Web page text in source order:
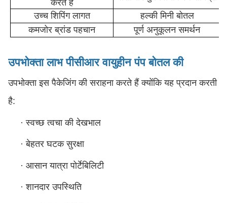
करते हैं
उच्च शिपिंग लागत
हल्की मिनी बोतल
कमजोर ब्रांड पहचान
पूर्ण अनुकूलन समर्थन
उपभोक्ता लाभ पीसीआर वायुहीन पंप बोतल की
उपभोक्ता इस पैकेजिंग की सराहना करते हैं क्योंकि यह प्रदान करती
है:
· स्वच्छ त्वचा की देखभाल
· बेहतर घटक सुरक्षा
· आसान यात्रा पोर्टेबिलिटी
· शानदार उपस्थिति